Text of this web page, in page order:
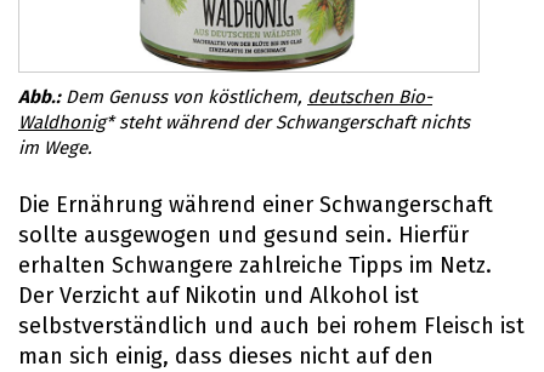
Dem Genuss von köstlichem, deutschen Bio-
Waldhonig* steht während der Schwangerschaft nichts
im Wege.
Die Ernährung während einer Schwangerschaft
sollte ausgewogen und gesund sein. Hierfür
erhalten Schwangere zahlreiche Tipps im Netz.
Der Verzicht auf Nikotin und Alkohol ist
selbstverständlich und auch bei rohem Fleisch ist
man sich einig, dass dieses nicht auf den